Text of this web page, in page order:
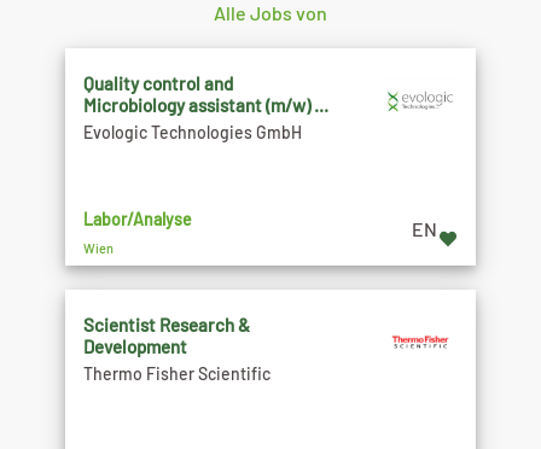
Alle Jobs von
Quality control and
Microbiology assistant (m/w) ...
Evologic Technologies GmbH
Labor/Analyse
Wien
EN
Scientist Research &
Development
Thermo Fisher Scientific